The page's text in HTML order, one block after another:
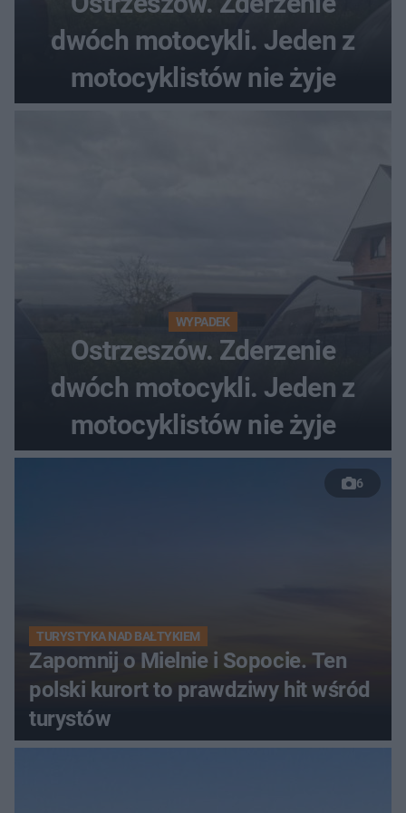
dwóch motocykli. Jeden z
motocyklistów nie żyje
WYPADEK
Ostrzeszów. Zderzenie
dwóch motocykli. Jeden z
motocyklistów nie żyje
6
TURYSTYKA NAD BAŁTYKIEM
Zapomnij o Mielnie i Sopocie. Ten
polski kurort to prawdziwy hit wśród
turystów